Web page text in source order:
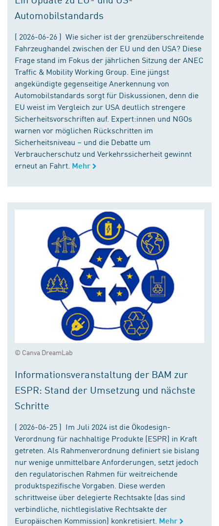
Automobilstandards
( 2026-06-26 ) Wie sicher ist der grenzüberschreitende
Fahrzeughandel zwischen der EU und den USA? Diese
Frage stand im Fokus der jährlichen Sitzung der ANEC
Traffic & Mobility Working Group. Eine jüngst
angekündigte gegenseitige Anerkennung von
Automobilstandards sorgt für Diskussionen, denn die
EU weist im Vergleich zur USA deutlich strengere
Sicherheitsvorschriften auf. Expert:innen und NGOs
warnen vor möglichen Rückschritten im
Sicherheitsniveau – und die Debatte um
Verbraucherschutz und Verkehrssicherheit gewinnt
erneut an Fahrt. Mehr
© Canva DreamLab
Informationsveranstaltung der BAM zur
ESPR: Stand der Umsetzung und nächste
Schritte
( 2026-06-25 ) Im Juli 2024 ist die Ökodesign-
Verordnung für nachhaltige Produkte (ESPR) in Kraft
getreten. Als Rahmenverordnung definiert sie bislang
nur wenige unmittelbare Anforderungen, setzt jedoch
den regulatorischen Rahmen für weitreichende
produktspezifische Vorgaben. Diese werden
schrittweise über delegierte Rechtsakte (das sind
verbindliche, nichtlegislative Rechtsakte der
Europäischen Kommission) konkretisiert. Mehr